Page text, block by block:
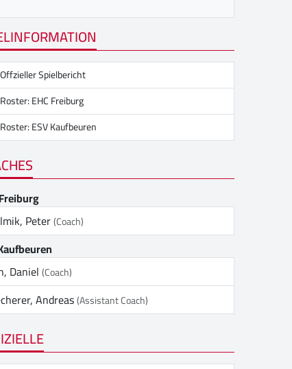
Offzieller Spielbericht
Roster: EHC Freiburg
Roster: ESV Kaufbeuren
Peter(Coach)
Daniel(Coach)
Andreas(Assistant Coach)